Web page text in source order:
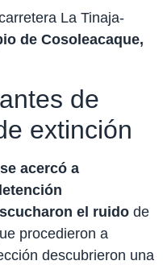
La Tinaja-
de Cosoleacaque,
de
extinción
acercó a
el ruido de
procedieron a
descubrieron una